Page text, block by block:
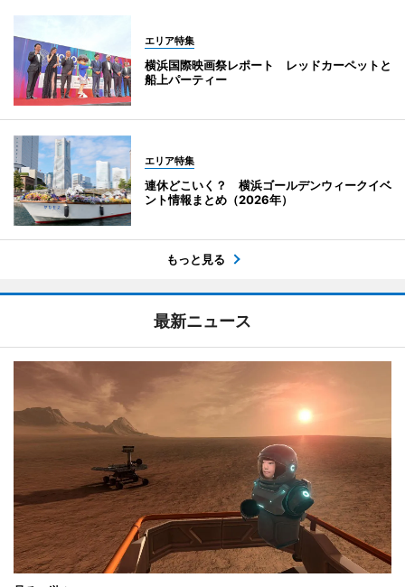
エリア特集
横浜国際映画祭レポート レッドカーペットと
船上パーティー
エリア特集
連休どこいく？ 横浜ゴールデンウィークイベ
ント情報まとめ（2026年）
もっと見る
最新ニュース